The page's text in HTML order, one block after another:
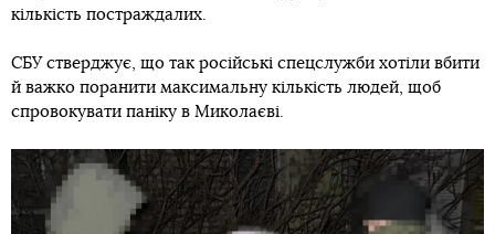
кількість постраждалих.
СБУ стверджує, що так російські спецслужби хотіли вбити
й важко поранити максимальну кількість людей, щоб
спровокувати паніку в Миколаєві.